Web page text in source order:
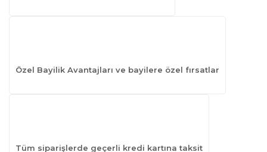
Özel Bayilik Avantajları ve bayilere özel fırsatlar
Tüm siparişlerde geçerli kredi kartına taksit